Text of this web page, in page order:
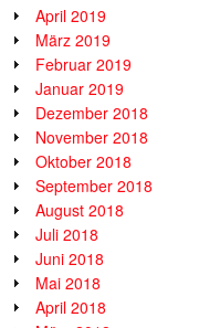
April 2019
März 2019
Februar 2019
Januar 2019
Dezember 2018
November 2018
Oktober 2018
September 2018
August 2018
Juli 2018
Juni 2018
Mai 2018
April 2018